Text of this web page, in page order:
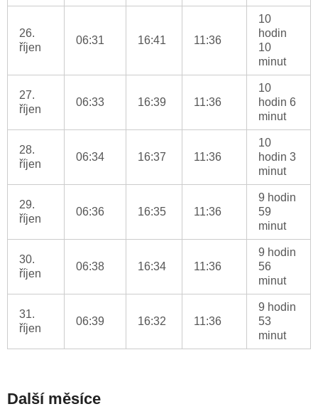
26.
říjen
06:31 16:41 11:36
10
hodin
10
minut
27.
říjen
06:33 16:39 11:36
10
hodin 6
minut
28.
říjen
06:34 16:37 11:36
10
hodin 3
minut
29.
říjen
06:36 16:35 11:36
9 hodin
59
minut
30.
říjen
06:38 16:34 11:36
9 hodin
56
minut
31.
říjen
06:39 16:32 11:36
9 hodin
53
minut
Další měsíce